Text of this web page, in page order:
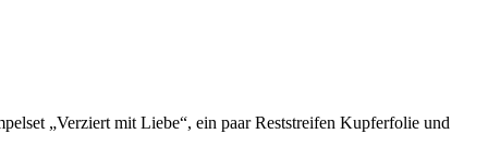
„Verziert mit Liebe“, ein paar Reststreifen Kupferfolie und